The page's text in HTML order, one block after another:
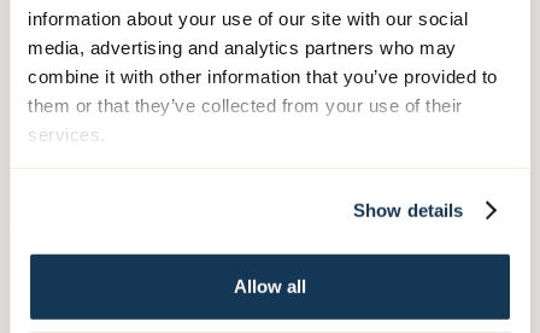
information about your use of our site with our social
media, advertising and analytics partners who may
combine it with other information that you’ve provided to
them or that they’ve collected from your use of their
services.
Show details
Allow all
Postadress:
Box 3020, 103 61 Stockholm
Våra tjänster
Hemtjänst
Nära Vård